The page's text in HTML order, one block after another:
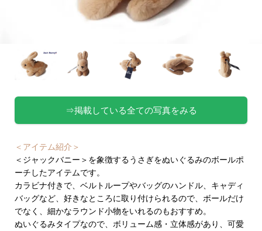
⇒掲載している全ての写真をみる
＜アイテム紹介＞
＜ジャックバニー＞を象徴するうさぎをぬいぐるみのボールポ
ーチしたアイテムです。
カラビナ付きで、ベルトループやバッグのハンドル、キャディ
バッグなど、好きなところに取り付けられるので、ボールだけ
でなく、細かなラウンド小物をいれるのもおすすめ。
ぬいぐるみタイプなので、ボリューム感・立体感があり、可愛